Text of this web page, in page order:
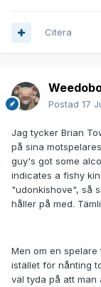
Citera
Postad 17
Jag tycker Brian
på sina
guy's got some
indicates a fishy
"udonkishove", så
håller på med.
Men om en
istället för nånting
väl tyda på att man